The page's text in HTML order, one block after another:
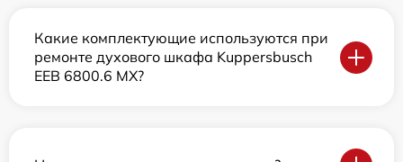
Какие комплектующие используются при
ремонте духового шкафа Kuppersbusch
EEB 6800.6 MX?